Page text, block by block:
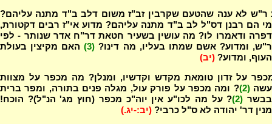
ר"ש לא ענה שהטעם שקרבין זב"ז משום דלב ב"ד מתנה עליהם?
מי הם רבנן דס"ל לב ב"ד מתנה עליהם? מדוע אי"ז רבים דקטורת,
דפרה ודאמרו לו? מה עושין בשעיר חטאת דר"ח אדר שנותר - לפי
ר"ש, ומדוע? אשם שמתו בעליו, מה דינו? (3)
האם מקיצין בעולת
העוף, ומדוע? (יב)
על זדון טומאת מקדש וקדשיו, ומנלן? מה מכפר על מצוות
עשה(2)
? ומה מכפר על פורק עול, מגלה פנים בתורה, ומפר ברית
בבשר (2)
? על מה לכו"ע אין יוה"כ מכפר (חוץ מג' הנ"ל)? הוכח!
מנין דר' יהודה לא ס"ל כרבי? (יב:-יג.)